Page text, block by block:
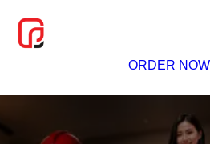
ORDER NOW